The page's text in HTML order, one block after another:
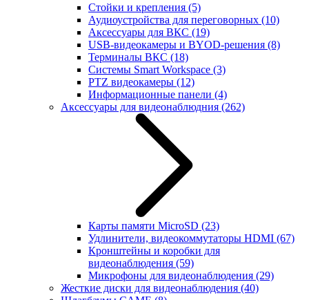
Стойки и крепления (5)
Аудиоустройства для переговорных (10)
Аксессуары для ВКС (19)
USB-видеокамеры и BYOD-решения (8)
Терминалы ВКС (18)
Системы Smart Workspace (3)
PTZ видеокамеры (12)
Информационные панели (4)
Аксессуары для видеонаблюдния (262)
Карты памяти MicroSD (23)
Удлинители, видеокоммутаторы HDMI (67)
Кронштейны и коробки для
видеонаблюдения (59)
Микрофоны для видеонаблюдения (29)
Жесткие диски для видеонаблюдения (40)